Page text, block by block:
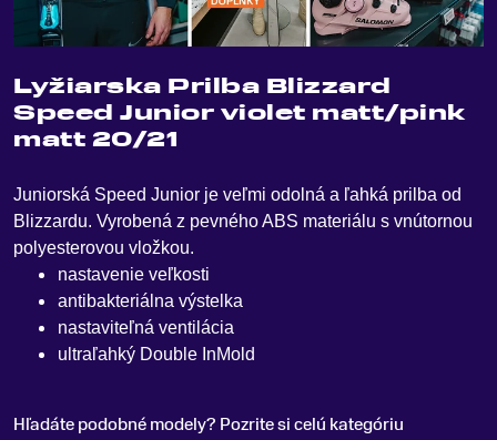
Lyžiarska Prilba Blizzard
Speed Junior violet matt/pink
matt 20/21
Juniorská Speed Junior je veľmi odolná a ľahká prilba od
Blizzardu. Vyrobená z pevného ABS materiálu s vnútornou
polyesterovou vložkou.
nastavenie veľkosti
antibakteriálna výstelka
nastaviteľná ventilácia
ultraľahký Double InMold
Hľadáte podobné modely? Pozrite si celú kategóriu